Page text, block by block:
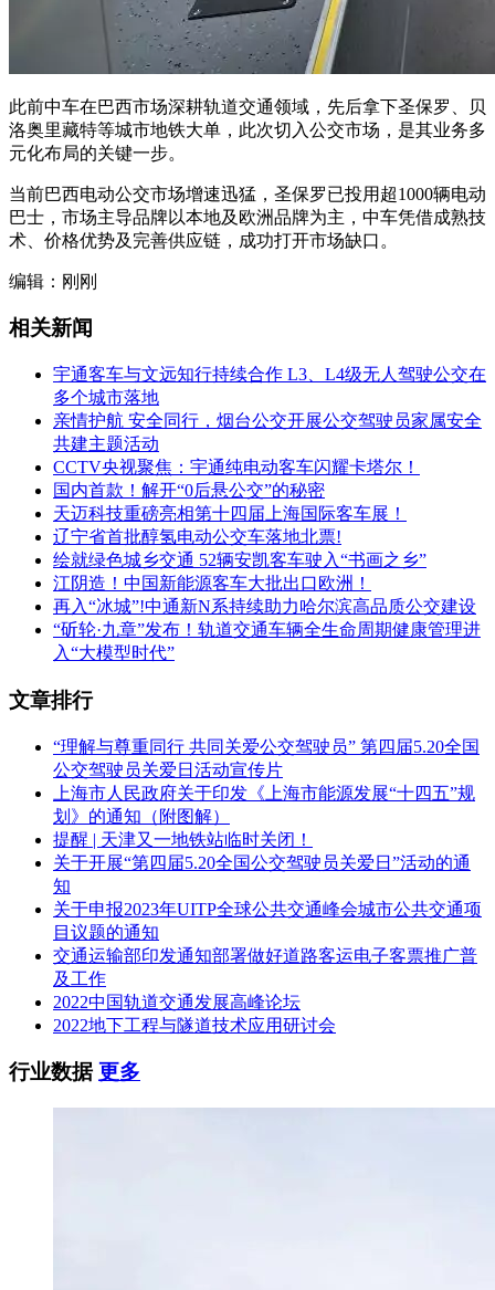
此前中车在巴西市场深耕轨道交通领域，先后拿下圣保罗、贝
洛奥里藏特等城市地铁大单，此次切入公交市场，是其业务多
元化布局的关键一步。
当前巴西电动公交市场增速迅猛，圣保罗已投用超1000辆电动
巴士，市场主导品牌以本地及欧洲品牌为主，中车凭借成熟技
术、价格优势及完善供应链，成功打开市场缺口。
编辑：刚刚
相关新闻
宇通客车与文远知行持续合作 L3、L4级无人驾驶公交在
多个城市落地
亲情护航 安全同行，烟台公交开展公交驾驶员家属安全
共建主题活动
CCTV央视聚焦：宇通纯电动客车闪耀卡塔尔！
国内首款！解开“0后悬公交”的秘密
天迈科技重磅亮相第十四届上海国际客车展！
辽宁省首批醇氢电动公交车落地北票!
绘就绿色城乡交通 52辆安凯客车驶入“书画之乡”
江阴造！中国新能源客车大批出口欧洲！
再入“冰城”!中通新N系持续助力哈尔滨高品质公交建设
“斫轮·九章”发布！轨道交通车辆全生命周期健康管理进
入“大模型时代”
文章排行
“理解与尊重同行 共同关爱公交驾驶员” 第四届5.20全国
公交驾驶员关爱日活动宣传片
上海市人民政府关于印发《上海市能源发展“十四五”规
划》的通知（附图解）
提醒 | 天津又一地铁站临时关闭！
关于开展“第四届5.20全国公交驾驶员关爱日”活动的通
知
关于申报2023年UITP全球公共交通峰会城市公共交通项
目议题的通知
交通运输部印发通知部署做好道路客运电子客票推广普
及工作
2022中国轨道交通发展高峰论坛
2022地下工程与隧道技术应用研讨会
行业数据更多